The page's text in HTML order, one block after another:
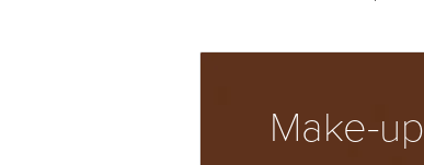
Make-up